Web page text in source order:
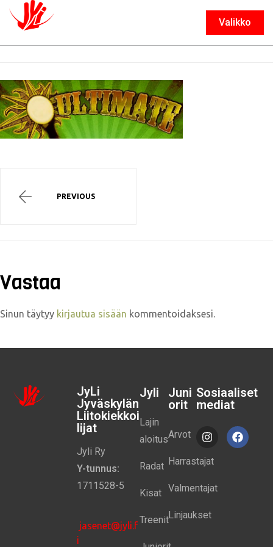
Valikko
Sulje
PREVIOUS
Vastaa
Sinun täytyy kirjautua sisään kommentoidaksesi.
JyLi
Jyväskylän
Liitokiekkoi
lijat
Jyli Ry
Y-tunnus:
1711528-5
jasenet@jyli.f
i
Jyli
Lajin
aloitus
Radat
Kisat
Treenit
Juni
orit
Arvot
Harrastajat
Valmentajat
Linjaukset
Sosiaaliset
mediat